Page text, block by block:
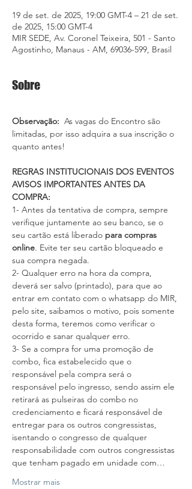
19 de set. de 2025, 19:00 GMT-4 – 21 de set.
de 2025, 15:00 GMT-4
MIR SEDE, Av. Coronel Teixeira, 501 - Santo
Agostinho, Manaus - AM, 69036-599, Brasil
Sobre
Observação: As vagas do Encontro são
limitadas, por isso adquira a sua inscrição o
quanto antes!
REGRAS INSTITUCIONAIS DOS EVENTOS
AVISOS IMPORTANTES ANTES DA
COMPRA:
1- Antes da tentativa de compra, sempre
verifique juntamente ao seu banco, se o
seu cartão está liberado para compras
online. Evite ter seu cartão bloqueado e
sua compra negada.
2- Qualquer erro na hora da compra,
deverá ser salvo (printado), para que ao
entrar em contato com o whatsapp do MIR,
pelo site, saibamos o motivo, pois somente
desta forma, teremos como verificar o
ocorrido e sanar qualquer erro.
3- Se a compra for uma promoção de
combo, fica estabelecido que o
responsável pela compra será o
responsável pelo ingresso, sendo assim ele
retirará as pulseiras do combo no
credenciamento e ficará responsável de
entregar para os outros congressistas,
isentando o congresso de qualquer
responsabilidade com outros congressistas
que tenham pagado em unidade com…
Mostrar mais